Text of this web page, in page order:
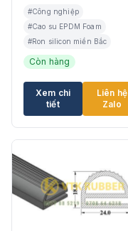
#Công nghiệp
#Cao su EPDM Foam
#Ron silicon miền Bắc
Còn hàng
Xem chi
tiết
Liên hệ
Zalo